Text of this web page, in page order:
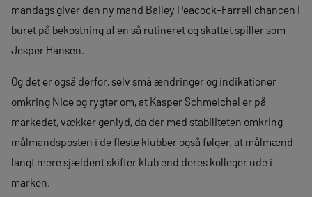
mandags giver den ny mand Bailey Peacock-Farrell chancen i
buret på bekostning af en så rutineret og skattet spiller som
Jesper Hansen.
Og det er også derfor, selv små ændringer og indikationer
omkring Nice og rygter om, at Kasper Schmeichel er på
markedet, vækker genlyd, da der med stabiliteten omkring
målmandsposten i de fleste klubber også følger, at målmænd
langt mere sjældent skifter klub end deres kolleger ude i
marken.